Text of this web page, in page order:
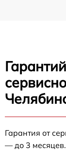
Гарантия от
— до 3 месяцев.